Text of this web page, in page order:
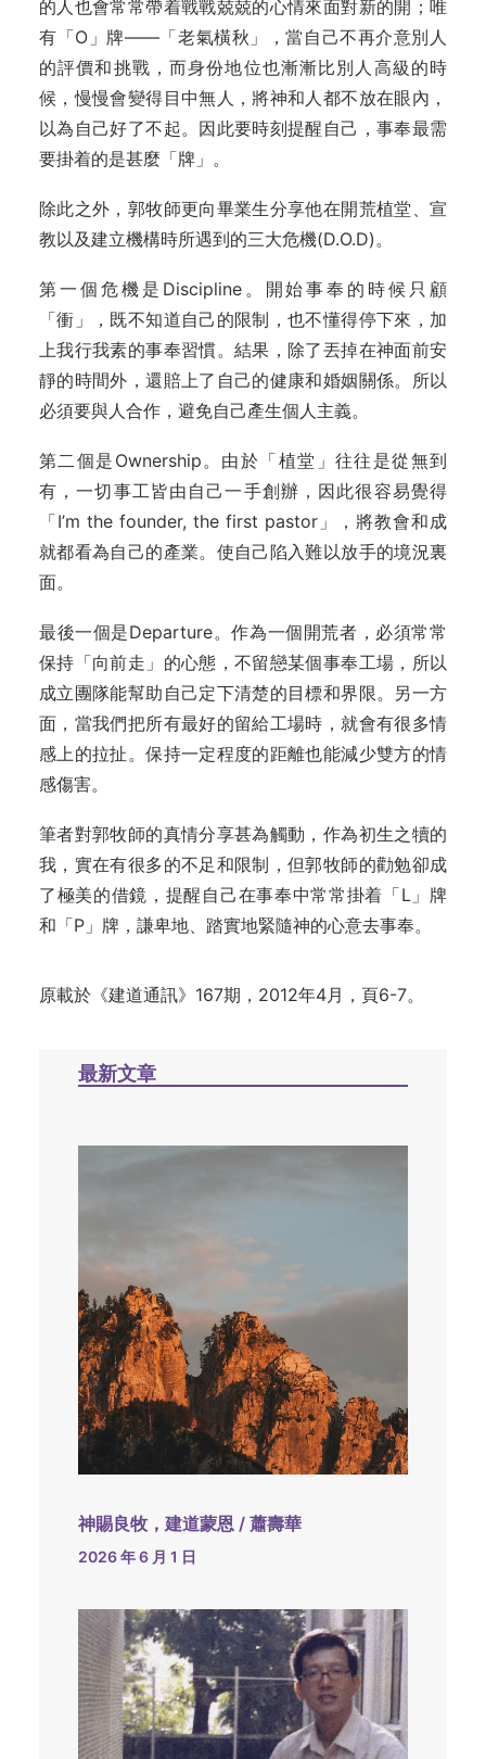
的人也會常常帶着戰戰兢兢的心情來面對新的開；唯
有「O」牌——「老氣橫秋」，當自己不再介意別人
的評價和挑戰，而身份地位也漸漸比別人高級的時
候，慢慢會變得目中無人，將神和人都不放在眼內，
以為自己好了不起。因此要時刻提醒自己，事奉最需
要掛着的是甚麼「牌」。
除此之外，郭牧師更向畢業生分享他在開荒植堂、宣
教以及建立機構時所遇到的三大危機(D.O.D)。
第一個危機是Discipline。開始事奉的時候只顧
「衝」，既不知道自己的限制，也不懂得停下來，加
上我行我素的事奉習慣。結果，除了丟掉在神面前安
靜的時間外，還賠上了自己的健康和婚姻關係。所以
必須要與人合作，避免自己產生個人主義。
第二個是Ownership。由於「植堂」往往是從無到
有，一切事工皆由自己一手創辦，因此很容易覺得
「I’m the founder, the first pastor」，將教會和成
就都看為自己的產業。使自己陷入難以放手的境況裏
面。
最後一個是Departure。作為一個開荒者，必須常常
保持「向前走」的心態，不留戀某個事奉工場，所以
成立團隊能幫助自己定下清楚的目標和界限。另一方
面，當我們把所有最好的留給工場時，就會有很多情
感上的拉扯。保持一定程度的距離也能減少雙方的情
感傷害。
筆者對郭牧師的真情分享甚為觸動，作為初生之犢的
我，實在有很多的不足和限制，但郭牧師的勸勉卻成
了極美的借鏡，提醒自己在事奉中常常掛着「L」牌
和「P」牌，謙卑地、踏實地緊隨神的心意去事奉。
原載於 《建道通訊》167期，2012年4月，頁6-7。
最新文章
神賜良牧，建道蒙恩 / 蕭壽華
2026 年 6 月 1 日